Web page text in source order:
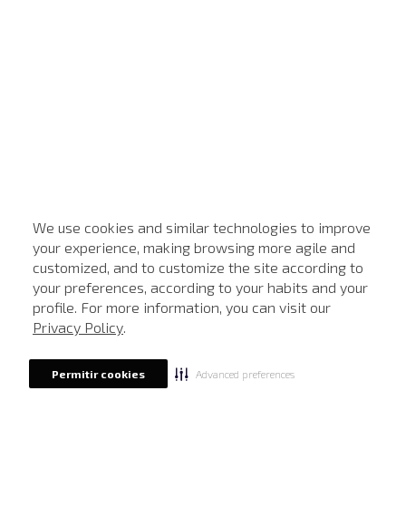
We use cookies and similar technologies to improve
your experience, making browsing more agile and
customized, and to customize the site according to
your preferences, according to your habits and your
profile. For more information, you can visit our
Privacy Policy.
Permitir cookies Advanced preferences